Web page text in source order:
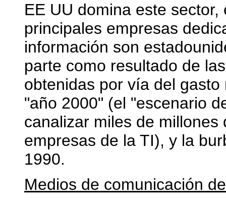
EE UU domina este
principales empresas
información son
parte como resultado de
obtenidas por vía del
"año 2000" (el "escenario
canalizar miles de
empresas de la TI), y la
1990.
Medios de comunicación